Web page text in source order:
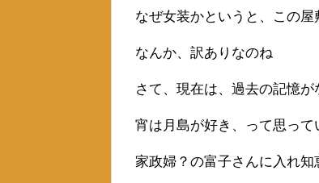
なぜ女装かというと、この
なんか、訳ありなのね
さて、現在は、過去の記憶が
宵は月島が好き、って思って
家政婦？の富子さんに入れ知